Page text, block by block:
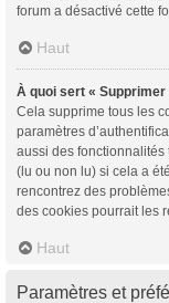
forum a désactivé cette
Haut
À quoi sert «
Cela supprime tous les
paramètres
aussi des
(lu ou non lu) si cela a
rencontrez des
des cookies pourrait les
Haut
Paramètres et